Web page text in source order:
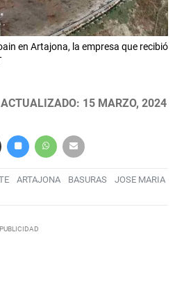
en Artajona, la empresa que recibió
ACTUALIZADO: 15 MARZO, 2024
ARTAJONA BASURAS
JOSE MARIA